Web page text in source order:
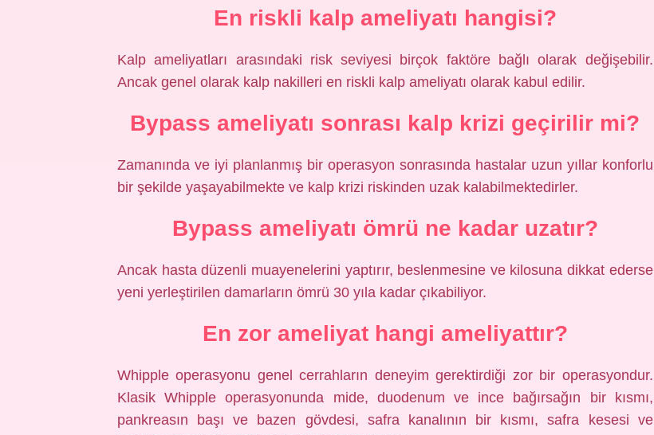
En riskli kalp ameliyatı hangisi?
Kalp ameliyatları arasındaki risk seviyesi birçok faktöre bağlı olarak değişebilir.
Ancak genel olarak kalp nakilleri en riskli kalp ameliyatı olarak kabul edilir.
Bypass ameliyatı sonrası kalp krizi geçirilir mi?
Zamanında ve iyi planlanmış bir operasyon sonrasında hastalar uzun yıllar konforlu
bir şekilde yaşayabilmekte ve kalp krizi riskinden uzak kalabilmektedirler.
Bypass ameliyatı ömrü ne kadar uzatır?
Ancak hasta düzenli muayenelerini yaptırır, beslenmesine ve kilosuna dikkat ederse
yeni yerleştirilen damarların ömrü 30 yıla kadar çıkabiliyor.
En zor ameliyat hangi ameliyattır?
Whipple operasyonu genel cerrahların deneyim gerektirdiği zor bir operasyondur.
Klasik Whipple operasyonunda mide, duodenum ve ince bağırsağın bir kısmı,
pankreasın başı ve bazen gövdesi, safra kanalının bir kısmı, safra kesesi ve